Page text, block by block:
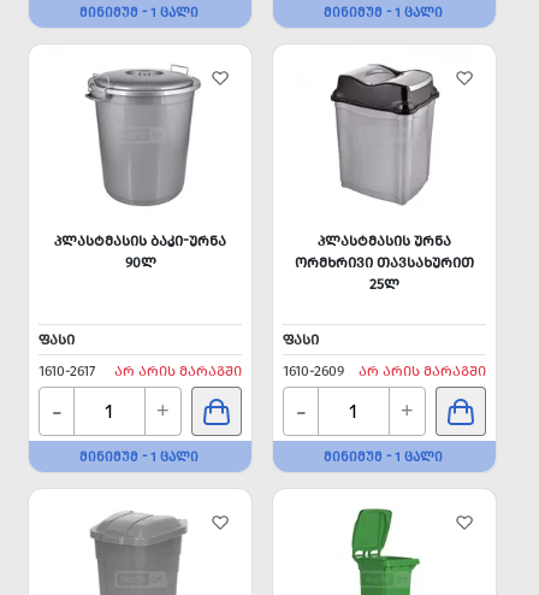
ᲛᲘᲜᲘᲛᲣᲛ - 1 ᲪᲐᲚᲘ ᲛᲘᲜᲘᲛᲣᲛ - 1 ᲪᲐᲚᲘ
ᲞᲚᲐᲡᲢᲛᲐᲡᲘᲡ ᲑᲐᲙᲘ-ᲣᲠᲜᲐ
90Ლ
ᲤᲐᲡᲘ
1610-2617
ᲐᲠ ᲐᲠᲘᲡ ᲛᲐᲠᲐᲒᲨᲘ
- +
ᲛᲘᲜᲘᲛᲣᲛ - 1 ᲪᲐᲚᲘ
ᲞᲚᲐᲡᲢᲛᲐᲡᲘᲡ ᲣᲠᲜᲐ
ᲝᲠᲛᲮᲠᲘᲕᲘ ᲗᲐᲕᲡᲐᲮᲣᲠᲘᲗ
25Ლ
ᲤᲐᲡᲘ
1610-2609
ᲐᲠ ᲐᲠᲘᲡ ᲛᲐᲠᲐᲒᲨᲘ
- +
ᲛᲘᲜᲘᲛᲣᲛ - 1 ᲪᲐᲚᲘ